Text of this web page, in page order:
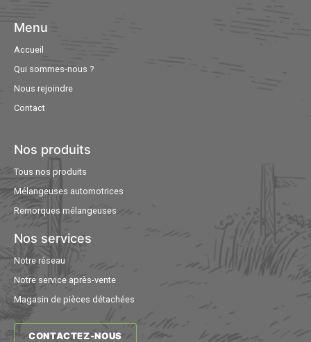
Menu
Accueil
Qui sommes-nous ?
Nous rejoindre
Contact
Nos produits
Tous nos produits
Mélangeuses automotrices
Remorques mélangeuses
Nos services
Notre réseau
Notre service après-vente
Magasin de pièces détachées
CONTACTEZ-NOUS